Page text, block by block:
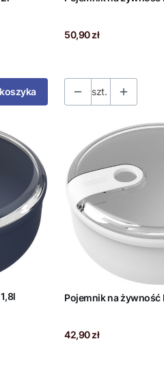
Cena
50,90 zł
szt.
Pojemnik na żywność
Cena
42,90 zł